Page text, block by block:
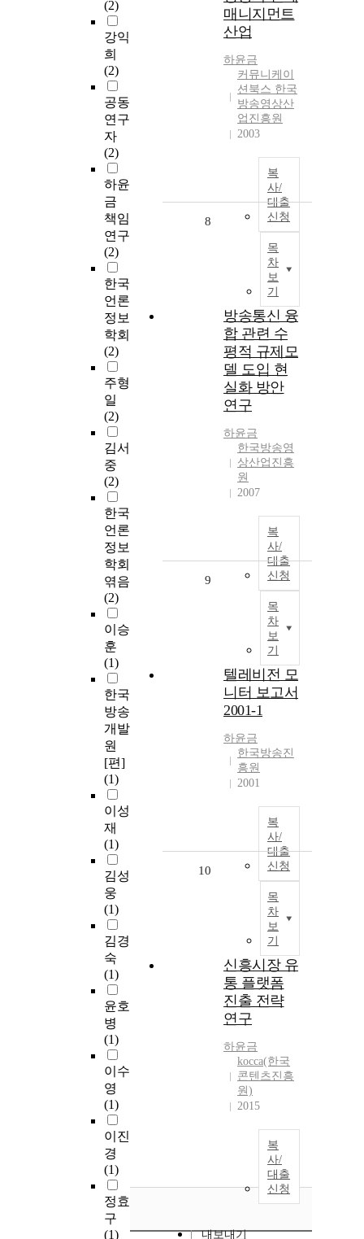
(2)
강익
희
(2)
공동
연구
자
(2)
하윤
금
책임
연구
(2)
한국
언론
정보
학회
(2)
주형
일
(2)
김서
중
(2)
한국
언론
정보
학회
엮음
(2)
이승
훈
(1)
한국
방송
개발
원
[편]
(1)
이성
재
(1)
김성
웅
(1)
김경
숙
(1)
윤호
병
(1)
이수
영
(1)
이진
경
(1)
정효
구
(1)
매니지먼트
산업
하윤금
커뮤니케이
션북스 한국
방송영상산
업진흥원
2003
복
사/
대출
신청
목
차
보
기
8
방송통신 융
합 관련 수
평적 규제모
델 도입 현
실화 방안
연구
하윤금
한국방송영
상산업진흥
원
2007
복
사/
대출
신청
목
차
보
기
9
텔레비전 모
니터 보고서
2001-1
하윤금
한국방송진
흥원
2001
복
사/
대출
신청
목
차
보
기
10
신흥시장 유
통 플랫폼
진출 전략
연구
하윤금
kocca(한국
콘텐츠진흥
원)
2015
복
사/
대출
신청
내보내기